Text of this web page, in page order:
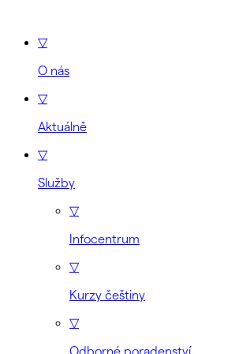
▽
O nás
▽
Aktuálně
▽
Služby
▽
Infocentrum
▽
Kurzy češtiny
▽
Odborné poradenství